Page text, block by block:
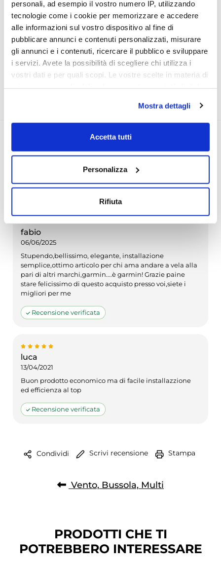
personali, ad esempio il vostro numero IP, utilizzando
tecnologie come i cookie per memorizzare e accedere
alle informazioni sul vostro dispositivo al fine di
pubblicare annunci e contenuti personalizzati, misurare
gli annunci e i contenuti, ricercare il pubblico e sviluppare
i servizi. Avete la possibilità di scegliere chi utilizza i
vostri dati e per quali scopi. Le vostre scelte in materia di
modificare o revocare il proprio consenso in qualsiasi
momento dalla Dichiarazione sui cookie o facendo clic
sull'icona di attivazione della privacy.
Con il tuo consenso, vorremmo anche:
raccogliere informazioni sulla tua posizione
geografica, con un'approssimazione di qualche
Identificare il tuo dispositivo, scansionandolo
attivamente alla ricerca di caratteristiche specifiche
(impronte digitali).
Approfondisci come vengono elaborati i tuoi dati personali
e imposta le tue preferenze nellasezione dettagli
modificare o ritirare il tuo consenso in qualsiasi momento
dalla Dichiarazione sui cookie.
annunci, per fornire funzionalità dei social media e per
nostri partner che si occupano di analisi dei dati web,
pubblicità e social media, i quali potrebbero combinarle
raccolto dal suo utilizzo dei loro servizi.
Mostra dettagli
Accetta tutti
Personalizza
Rifiuta
SCHEDA TECNICA
RICHIEDI INFORMAZIONI
OPINIONE DEI CLIENTI
per poter scrivere la tua
opione.
fabio
06/06/2025
Stupendo,bellissimo, elegante, installazione
semplice,ottimo articolo per chi ama andare a vela alla
pari di altri marchi,garmin....è garmin! Grazie paine
stare felicissimo di questo acquisto presso voi,siete i
migliori per me
Recensione verificata
luca
13/04/2021
Buon prodotto economico ma di facile installazzione
ed efficienza al top
Recensione verificata
Condividi Scrivi recensione Stampa
Vento, Bussola, Multi
PRODOTTI CHE TI
POTREBBERO INTERESSARE